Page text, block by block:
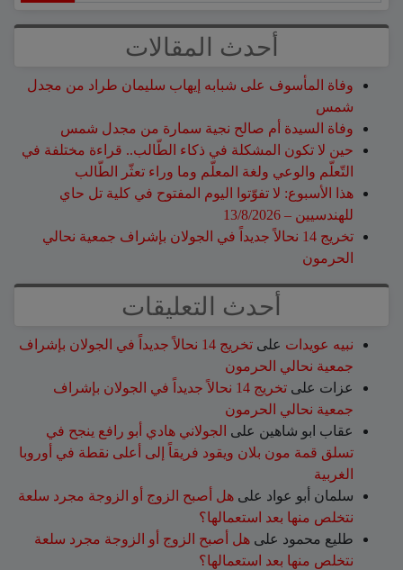
أحدث المقالات
وفاة المأسوف على شبابه إيهاب سليمان طراد من مجدل
شمس
وفاة السيدة أم صالح نجية سمارة من مجدل شمس
حين لا تكون المشكلة في ذكاء الطّالب.. قراءة مختلفة في
التّعلّم والوعي ولغة المعلّم وما وراء تعثّر الطّالب
هذا الأسبوع: لا تفوّتوا اليوم المفتوح في كلية تل حاي
للهندسيين – 13/8/2026
تخريج 14 نحالاً جديداً في الجولان بإشراف جمعية نحالي
الحرمون
أحدث التعليقات
نبيه عويدات على
تخريج 14 نحالاً جديداً في الجولان بإشراف
جمعية نحالي الحرمون
عزات على
تخريج 14 نحالاً جديداً في الجولان بإشراف
جمعية نحالي الحرمون
عقاب ابو شاهين على الجولاني هادي أبو رافع ينجح في
تسلق قمة مون بلان ويقود فريقاً إلى أعلى نقطة في أوروبا
الغربية
سلمان أبو عواد على هل أصبح الزوج أو الزوجة مجرد سلعة
نتخلص منها بعد استعمالها؟
طليع محمود على هل أصبح الزوج أو الزوجة مجرد سلعة
نتخلص منها بعد استعمالها؟